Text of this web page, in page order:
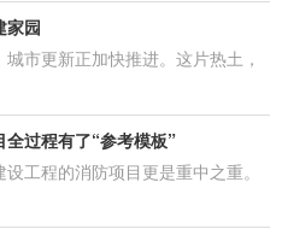
家园
市更新正加快推进。这片热土，
过程有了“参考模板”
工程的消防项目更是重中之重。